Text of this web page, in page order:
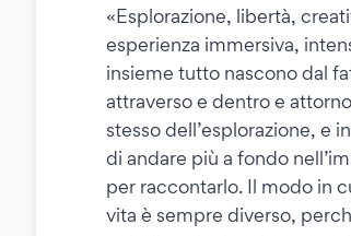
«Esplorazione, libertà,
esperienza immersiva,
insieme tutto nascono dal
attraverso e dentro e
stesso dell’esplorazione, e
di andare più a fondo
per raccontarlo. Il modo in
vita è sempre diverso,